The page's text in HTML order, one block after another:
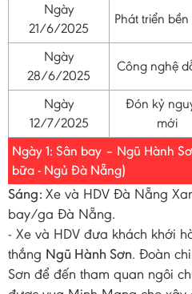
Ngày
21/6/2025
Phát triển
Ngày
28/6/2025
Công nghệ
Ngày
12/7/2025
Đón kỷ
mới
Ngày 1: Sân bay – Ngũ Hành
bữa - Ngủ Đà Nẵng)
Sáng: Xe và HDV Đà Nẵng
bay/ga Đà Nẵng.
- Xe và HDV đưa khách khới
thắng Ngũ Hành Sơn. Đoàn
Sơn để đến tham quan ngôi